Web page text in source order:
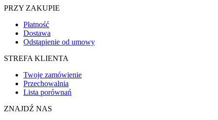
PRZY ZAKUPIE
Płatność
Dostawa
Odstąpienie od umowy
STREFA KLIENTA
Twoje zamówienie
Przechowalnia
Lista porównań
ZNAJDŹ NAS